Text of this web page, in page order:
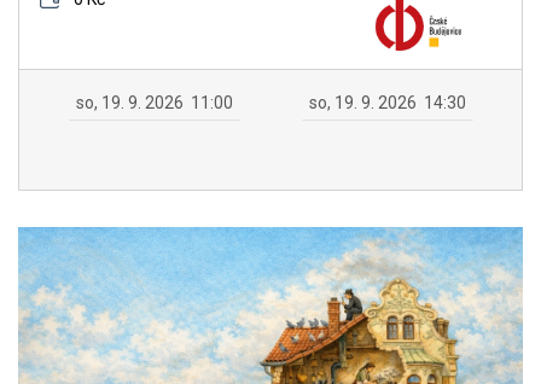
so, 19. 9. 2026 11:00 so, 19. 9. 2026 14:30